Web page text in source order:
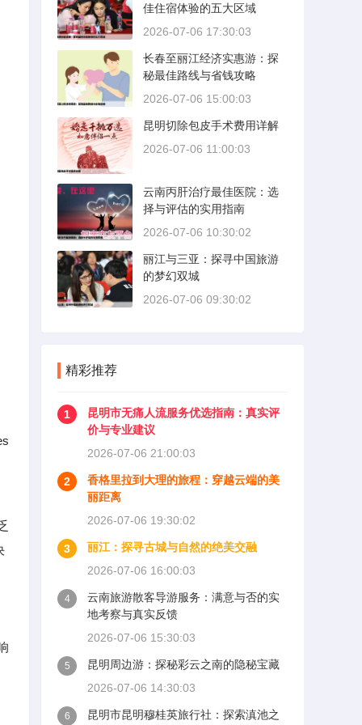
佳住宿体验的五大区域
2026-07-06 17:30:03
长春至丽江经济实惠游：探
秘最佳路线与省钱攻略
2026-07-06 15:00:03
昆明切除包皮手术费用详解
2026-07-06 11:00:03
云南丙肝治疗最佳医院：选
择与评估的实用指南
2026-07-06 10:30:02
丽江与三亚：探寻中国旅游
的梦幻双城
2026-07-06 09:30:02
精彩推荐
1
昆明市无痛人流服务优选指南：真实评
价与专业建议
2026-07-06 21:00:03
2
香格里拉到大理的旅程：穿越云端的美
丽距离
2026-07-06 19:30:02
3
丽江：探寻古城与自然的绝美交融
2026-07-06 16:00:03
4
云南旅游散客导游服务：满意与否的实
地考察与真实反馈
2026-07-06 15:30:03
5
昆明周边游：探秘彩云之南的隐秘宝藏
2026-07-06 14:30:03
6 昆明市昆明穆桂英旅行社：探索滇池之